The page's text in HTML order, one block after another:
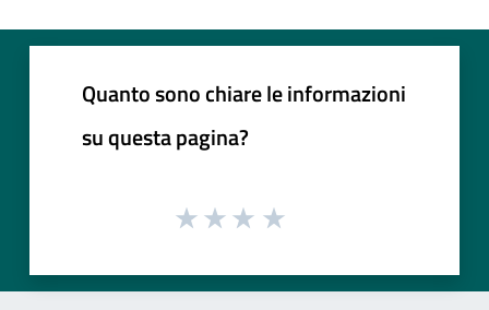
Quanto sono chiare le informazioni
su questa pagina?